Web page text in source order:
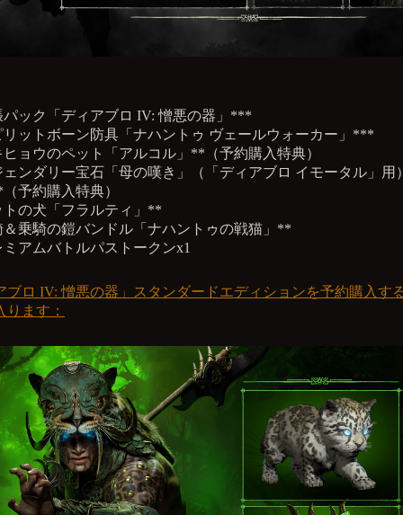
パック「ディアブロ IV: 憎悪の器」***
リットボーン防具「ナハントゥ ヴェールウォーカー」***
ヒョウのペット「アルコル」**（予約購入特典）
ェンダリー宝石「母の嘆き」（「ディアブロ イモータル」用
予約購入特典）
トの犬「フラルティ」**
＆乗騎の鎧バンドル「ナハントゥの戦猫」**
ミアムバトルパストークンx1
ブロ IV: 憎悪の器」スタンダードエディションを予約購入す
ります：